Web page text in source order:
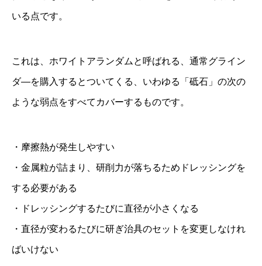
いる点です。
これは、ホワイトアランダムと呼ばれる、通常グライン
ダ―を購入するとついてくる、いわゆる「砥石」の次の
ような弱点をすべてカバーするものです。
・摩擦熱が発生しやすい
・金属粒が詰まり、研削力が落ちるためドレッシングを
する必要がある
・ドレッシングするたびに直径が小さくなる
・直径が変わるたびに研ぎ治具のセットを変更しなけれ
ばいけない